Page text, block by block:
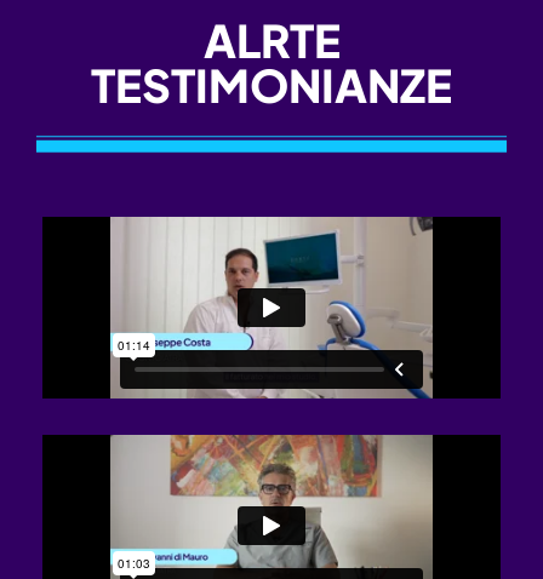
ALRTE
TESTIMONIANZE